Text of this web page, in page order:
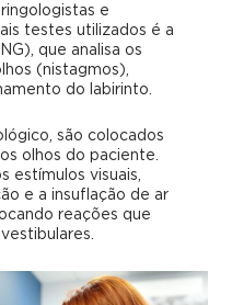
e
testes utilizados é a
que analisa os
(nistagmos),
do labirinto.
são colocados
olhos do paciente.
estímulos visuais,
e a insuflação de ar
reações que